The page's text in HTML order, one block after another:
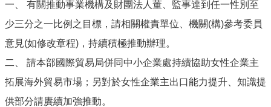
一、 有關推動事業機構及財團法人董、監事達到任一性別至
少三分之一比例之目標，請相關權責單位、機關(構)參考委員
意見(如修改章程)，持續積極推動辦理。
二、 請本部國際貿易局併同中小企業處持續協助女性企業主
拓展海外貿易市場；另對於女性企業主出口能力提升、知識提
供部分請賡續加強推動。